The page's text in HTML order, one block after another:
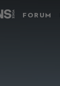
FORUM